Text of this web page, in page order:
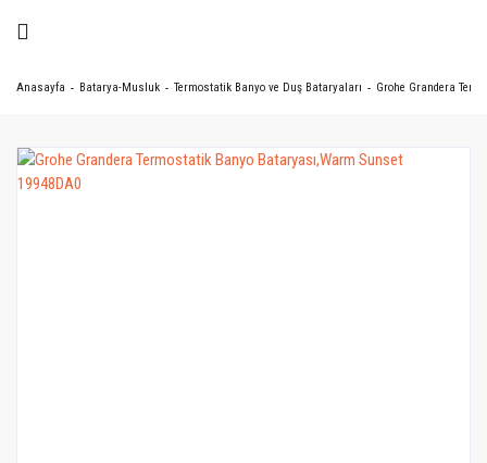
Anasayfa Batarya-Musluk Termostatik Banyo ve Duş Bataryaları Grohe Grandera